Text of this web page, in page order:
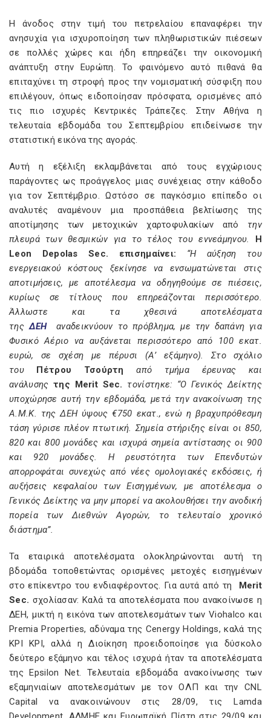
Η άνοδος στην τιμή του πετρελαίου επαναφέρει την
ανησυχία για ισχυροποίηση των πληθωριστικών πιέσεων
σε πολλές χώρες και ήδη επηρεάζει την οικονομική
ανάπτυξη στην Ευρώπη. Το φαινόμενο αυτό πιθανά θα
επιταχύνει τη στροφή προς την νομισματική σύσφιξη που
επιλέγουν, όπως ειδοποίησαν πρόσφατα, ορισμένες από
τις πιο ισχυρές Κεντρικές Τράπεζες. Στην Αθήνα η
τελευταία εβδομάδα του Σεπτεμβρίου επιδείνωσε την
στατιστική εικόνα της αγοράς.
Αυτή η εξέλιξη εκλαμβάνεται από τους εγχώριους
παράγοντες ως προάγγελος μιας συνέχειας στην κάθοδο
για τον Σεπτέμβριο. Ωστόσο σε παγκόσμιο επίπεδο οι
αναλυτές αναμένουν μια προσπάθεια βελτίωσης της
αποτίμησης των μετοχικών χαρτοφυλακίων από την
πλευρά των θεσμικών για το τέλος του εννεάμηνου. Η
Leon Depolas Sec. επισημαίνει: “Η αύξηση του
ενεργειακού κόστους ξεκίνησε να ενσωματώνεται στις
αποτιμήσεις, με αποτέλεσμα να οδηγηθούμε σε πιέσεις,
κυρίως σε τίτλους που επηρεάζονται περισσότερο.
Άλλωστε και τα χθεσινά αποτελέσματα
τηςΔΕΗ
αναδεικνύουν το πρόβλημα, με την δαπάνη για
Φυσικό Αέριο να αυξάνεται περισσότερο από 100 εκατ.
ευρώ, σε σχέση με πέρυσι (Α’ εξάμηνο). Στο σχόλιο
τουΠέτρου Τσούρτηαπό τμήμα έρευνας και
ανάλυσης της Merit Sec. τονίστηκε: “Ο Γενικός Δείκτης
υποχώρησε αυτή την εβδομάδα, μετά την ανακοίνωση της
Α.Μ.Κ. της ΔΕΗ ύψους €750 εκατ., ενώ η βραχυπρόθεσμη
τάση γύρισε πλέον πτωτική. Σημεία στήριξης είναι οι 850,
820 και 800 μονάδες και ισχυρά σημεία αντίστασης οι 900
και 920 μονάδες. Η ρευστότητα των Επενδυτών
απορροφάται συνεχώς από νέες ομολογιακές εκδόσεις, ή
αυξήσεις κεφαλαίου των Εισηγμένων, με αποτέλεσμα ο
Γενικός Δείκτης να μην μπορεί να ακολουθήσει την ανοδική
πορεία των Διεθνών Αγορών, το τελευταίο χρονικό
διάστημα”.
Τα εταιρικά αποτελέσματα ολοκληρώνονται αυτή τη
βδομάδα τοποθετώντας ορισμένες μετοχές εισηγμένων
στο επίκεντρο του ενδιαφέροντος. Για αυτά από τη Merit
Sec. σχολίασαν: Καλά τα αποτελέσματα που ανακοίνωσε η
ΔΕΗ, μικτή η εικόνα των αποτελεσμάτων των Viohalco και
Premia Properties, αδύναμα της Cenergy Holdings, καλά της
ΚΡΙ ΚΡΙ, αλλά η Διοίκηση προειδοποίησε για δύσκολο
δεύτερο εξάμηνο και τέλος ισχυρά ήταν τα αποτελέσματα
της Epsilon Net. Τελευταία εβδομάδα ανακοίνωσης των
εξαμηνιαίων αποτελεσμάτων με τον ΟΛΠ και την CNL
Capital να ανακοινώνουν στις 28/09, τις Lamda